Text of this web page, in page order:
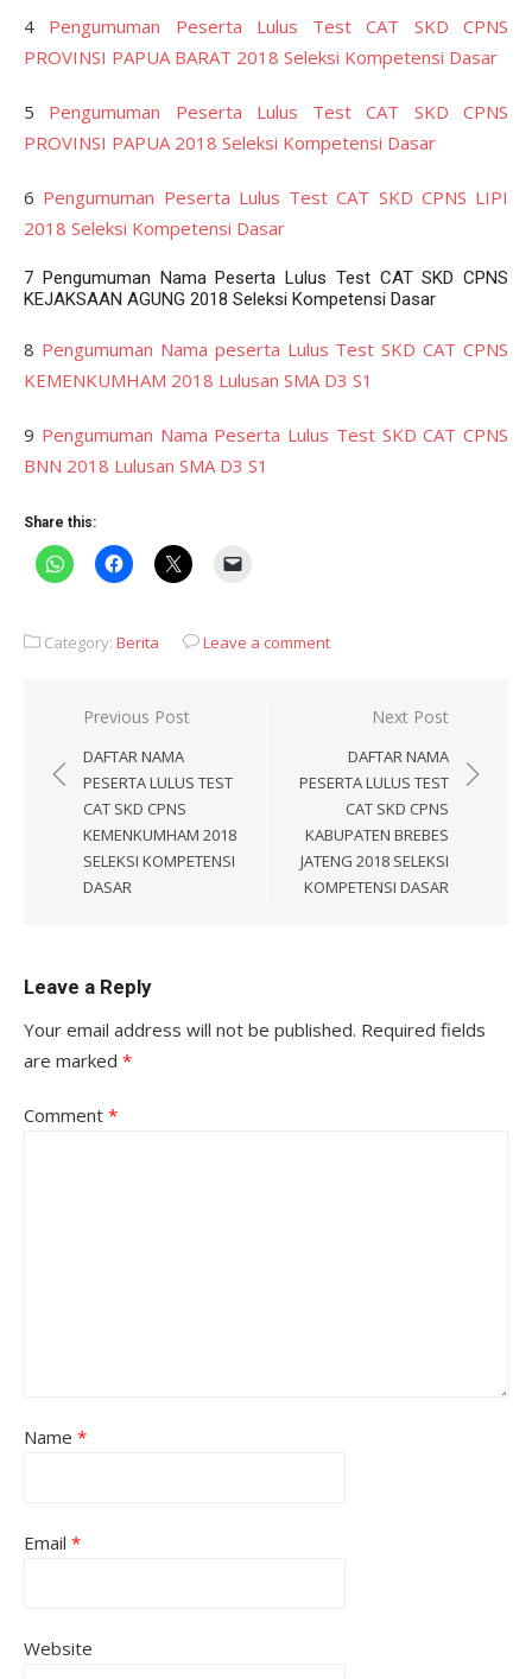
4 Pengumuman Peserta Lulus Test CAT SKD CPNS
PROVINSI PAPUA BARAT 2018 Seleksi Kompetensi Dasar
5 Pengumuman Peserta Lulus Test CAT SKD CPNS
PROVINSI PAPUA 2018 Seleksi Kompetensi Dasar
6 Pengumuman Peserta Lulus Test CAT SKD CPNS LIPI
2018 Seleksi Kompetensi Dasar
7 Pengumuman Nama Peserta Lulus Test CAT SKD CPNS
KEJAKSAAN AGUNG 2018 Seleksi Kompetensi Dasar
8 Pengumuman Nama peserta Lulus Test SKD CAT CPNS
KEMENKUMHAM 2018 Lulusan SMA D3 S1
9 Pengumuman Nama Peserta Lulus Test SKD CAT CPNS
BNN 2018 Lulusan SMA D3 S1
Share this:
Category: Berita Leave a comment
Post
navigation
Previous Post
DAFTAR NAMA
PESERTA LULUS TEST
CAT SKD CPNS
KEMENKUMHAM 2018
SELEKSI KOMPETENSI
DASAR
Next Post
DAFTAR NAMA
PESERTA LULUS TEST
CAT SKD CPNS
KABUPATEN BREBES
JATENG 2018 SELEKSI
KOMPETENSI DASAR
Leave a Reply
Your email address will not be published. Required fields
are marked *
Comment *
Name *
Email *
Website